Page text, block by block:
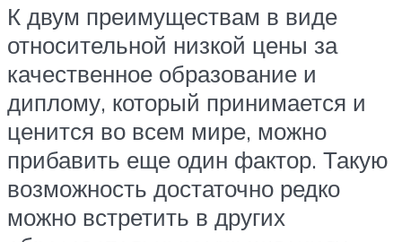
К двум преимуществам в виде
относительной низкой цены за
качественное образование и
диплому, который принимается и
ценится во всем мире, можно
прибавить еще один фактор. Такую
возможность достаточно редко
можно встретить в других